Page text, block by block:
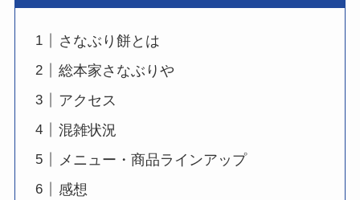
さなぶり餅とは
総本家さなぶりや
アクセス
混雑状況
メニュー・商品ラインアップ
感想